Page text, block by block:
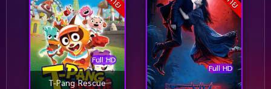
Full HD
T-Pang Rescue
Full HD